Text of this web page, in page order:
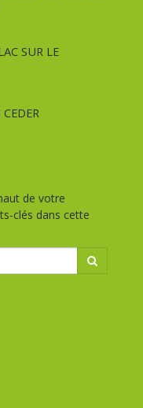
SUR LE
de votre
clés dans cette